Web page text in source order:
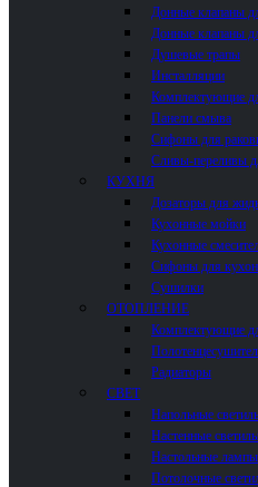
Донные клапаны
Донные клапаны
Душевые трапы
Инсталляции
Комплектующие
Панели смыва
Сифоны для
Сливы-переливы
КУХНЯ
Дозаторы для
Кухонные мойки
Кухонные
Сифоны для
Сушилки
ОТОПЛЕНИЕ
Комплектующие
Радиаторы
СВЕТ
Напольные
Настенные
Настольные лампы
Потолочные